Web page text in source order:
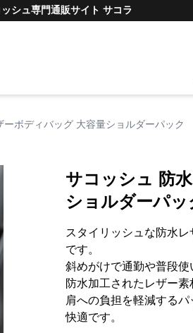
シュ専門通販サイト サコラ
ボディバッグ 大容量ショルダーパック
サコッシュ 防
ショルダーパッ
スタイリッシュな防水
です。
斜めがけで通勤や普段使
防水加工されたレザー素
肩への負担を軽減する
快適です。